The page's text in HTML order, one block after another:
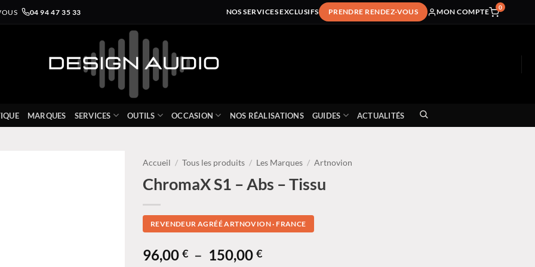
04 94 47 35 33 NOS SERVICES EXCLUSIFS PRENDRE RENDEZ-VOUS MON COMPTE
0
MARQUES SERVICES OUTILS OCCASION NOS RÉALISATIONS GUIDES ACTUALITÉS
Accueil / Tous les produits / Les Marques / Artnovion
ChromaX S1 – Abs – Tissu
REVENDEUR AGRÉÉ ARTNOVION · FRANCE
96,00 € – 150,00 €Plage